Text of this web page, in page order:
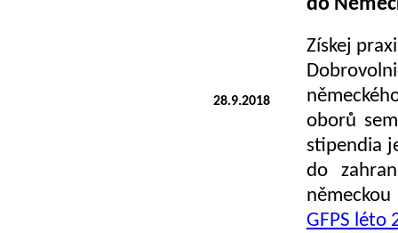
28.9.2018
do
Získej
oborů
stipendia
do
GFPS léto